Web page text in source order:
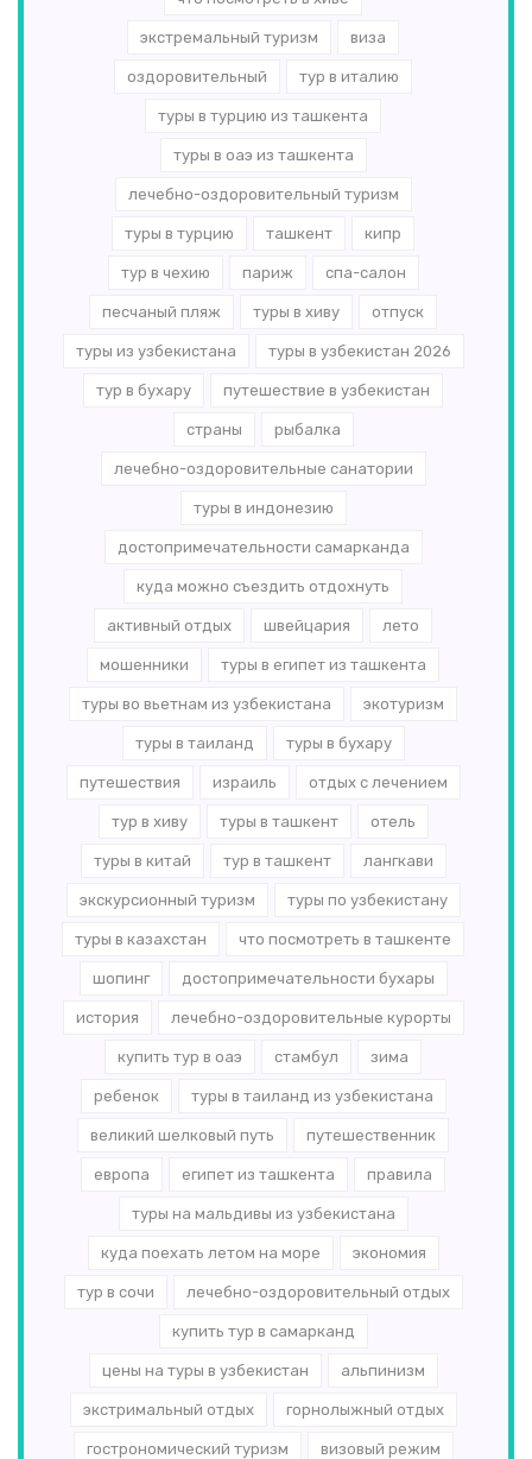
экстремальный туризм виза
оздоровительный тур в италию
туры в турцию из ташкента
туры в оаэ из ташкента
лечебно-оздоровительный туризм
туры в турцию ташкент кипр
тур в чехию париж спа-салон
песчаный пляж туры в хиву отпуск
туры из узбекистана туры в узбекистан 2026
тур в бухару путешествие в узбекистан
страны рыбалка
лечебно-оздоровительные санатории
туры в индонезию
достопримечательности самарканда
куда можно съездить отдохнуть
активный отдых швейцария лето
мошенники туры в египет из ташкента
туры во вьетнам из узбекистана экотуризм
туры в таиланд туры в бухару
путешествия израиль отдых с лечением
тур в хиву туры в ташкент отель
туры в китай тур в ташкент лангкави
экскурсионный туризм туры по узбекистану
туры в казахстан что посмотреть в ташкенте
шопинг достопримечательности бухары
история лечебно-оздоровительные курорты
купить тур в оаэ стамбул зима
ребенок туры в таиланд из узбекистана
великий шелковый путь путешественник
европа египет из ташкента правила
туры на мальдивы из узбекистана
куда поехать летом на море экономия
тур в сочи лечебно-оздоровительный отдых
купить тур в самарканд
цены на туры в узбекистан альпинизм
экстримальный отдых горнолыжный отдых
гострономический туризм визовый режим